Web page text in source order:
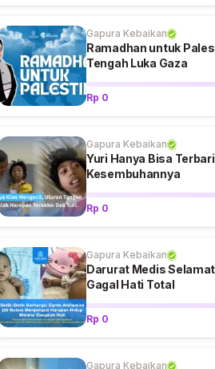
Gapura Kebaikan
Ramadhan untuk Palestina Hadirkan
Tengah Luka Gaza
Rp 0
Gapura Kebaikan
Yuri Hanya Bisa
Kesembuhannya
Rp 0
Gapura Kebaikan
Darurat Medis
Gagal Hati Total
Rp 0
Gapura Kebaikan